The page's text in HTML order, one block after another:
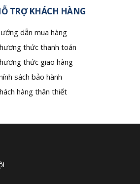
TRỢ KHÁCH HÀNG
dẫn mua hàng
thức thanh toán
thức giao hàng
sách bảo hành
hàng thân thiết